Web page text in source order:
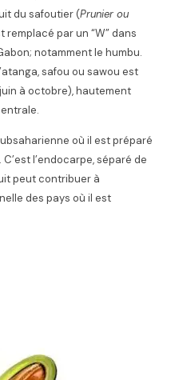
du safoutier (Prunier ou
remplacé par un “W” dans
notamment le humbu.
safou ou sawou est
à octobre), hautement
où il est préparé
. C’est l’endocarpe, séparé de
peut contribuer à
des pays où il est